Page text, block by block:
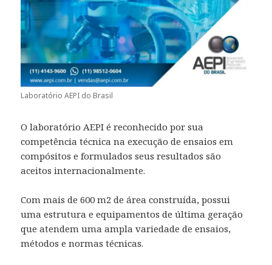
Laboratório AEPI do Brasil
O laboratório AEPI é reconhecido por sua
competência técnica na execução de ensaios em
compósitos e formulados seus resultados são
aceitos internacionalmente.
Com mais de 600 m2 de área construída, possui
uma estrutura e equipamentos de última geração
que atendem uma ampla variedade de ensaios,
métodos e normas técnicas.